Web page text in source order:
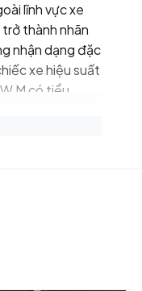
lĩnh vực xe
thành nhãn
nhận dạng đặc
xe hiệu suất
M có tiểu
xanh đậm
cổ điển sẽ